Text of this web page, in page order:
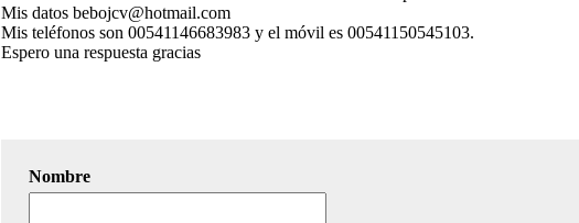
Mis datos bebojcv@hotmail.com
Mis teléfonos son 00541146683983 y el móvil es 00541150545103.
Espero una respuesta gracias
Nombre